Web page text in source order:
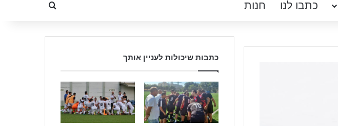
כתבו לנו חנות Search for
כתבות שיכולות לעניין אותך